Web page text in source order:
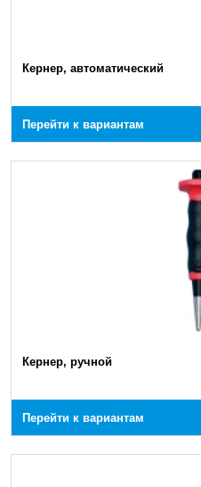
Кернер, автоматический
Перейти к вариантам
Кернер, ручной
Перейти к вариантам